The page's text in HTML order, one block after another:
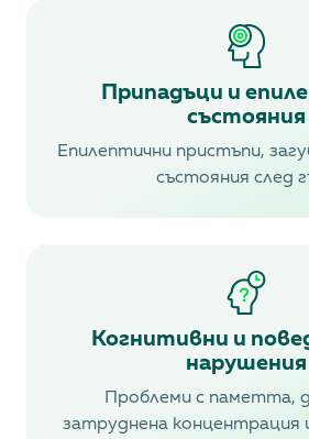
Припадъци и
състояния
Епилептични пристъпи,
състояния след
Когнитивни и
нарушения
Проблеми с паметта,
затруднена концентрация